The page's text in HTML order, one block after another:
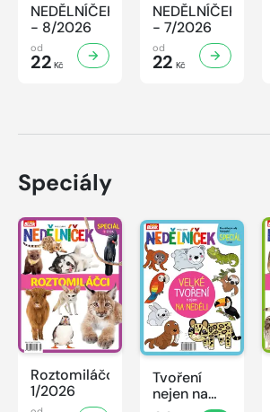
NEDĚLNÍČEK
- 8/2026
od
22 Kč
NEDĚLNÍČEK
- 7/2026
od
22 Kč
Speciály
Roztomiláčci
1/2026
Tvoření
nejen na